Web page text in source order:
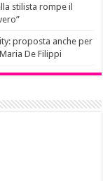
stilista rompe il
proposta anche per
De Filippi